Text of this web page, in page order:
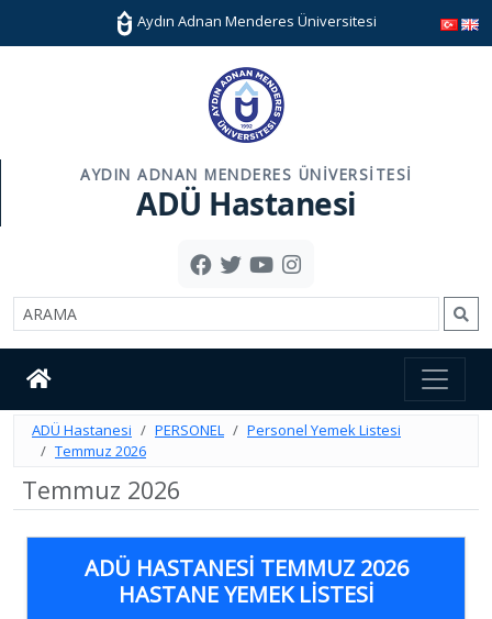
Aydın Adnan Menderes Üniversitesi
AYDIN ADNAN MENDERES ÜNIVERSITESI
ADÜ Hastanesi
ADÜ Hastanesi PERSONEL
Personel Yemek Listesi
Temmuz 2026
Temmuz 2026
ADÜ HASTANESI TEMMUZ 2026
HASTANE YEMEK LISTESI